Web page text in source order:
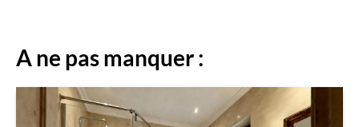
A ne pas manquer :